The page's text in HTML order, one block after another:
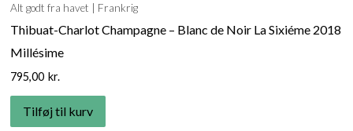
Alt godt fra havet Frankrig
Thibuat-Charlot Champagne – Blanc de Noir La Sixiéme 2018
Millésime
795,00 kr.
Tilføj til kurv